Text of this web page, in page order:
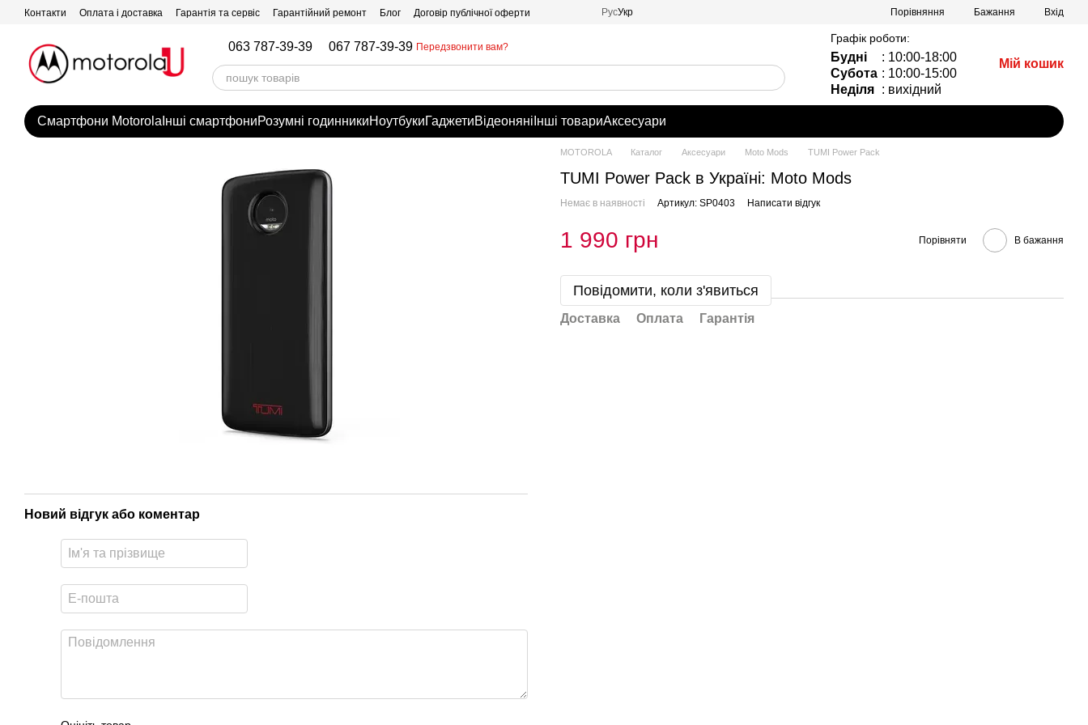
Перейти до основного контенту
Контакти Оплата і доставка Гарантія та сервіс Гарантійний ремонт Блог Договір публічної оферти РусУкр Порівняння Бажання Вхід
063 787-39-39 067 787-39-39 Передзвонити вам?
Графік роботи:
Будні
: 10:00-18:00
Субота : 10:00-15:00
Неділя : вихідний
Мій кошик
Смартфони Motorola Інші смартфониРозумні годинникиНоутбукиГаджетиВідеоняні Інші товариАксесуари
Новий відгук або коментар
MOTOROLA Каталог Аксесуари Moto Mods TUMI Power Pack
TUMI Power Pack в Україні: Moto Mods
Немає в наявності Артикул: SP0403 Написати відгук
1 990 грн Порівняти В бажання
Повідомити, коли з'явиться
Доставка Оплата Гарантія